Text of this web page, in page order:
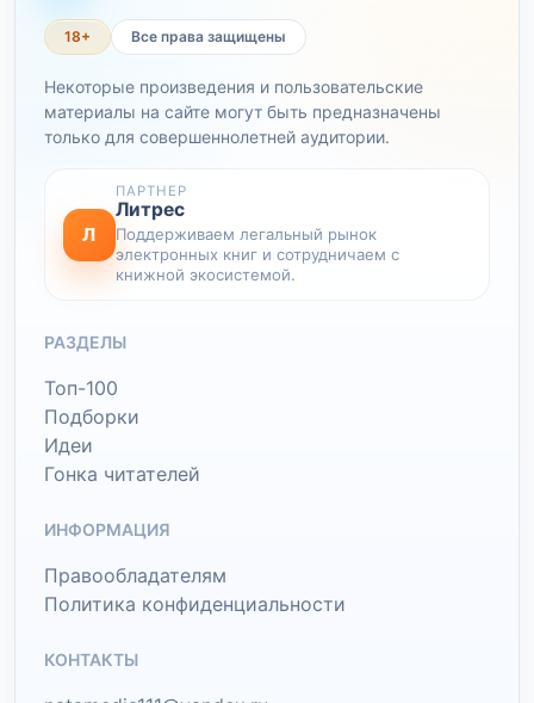
18+ Все права защищены
Некоторые произведения и пользовательские
материалы на сайте могут быть предназначены
только для совершеннолетней аудитории.
Л
ПАРТНЕР
Литрес
Поддерживаем легальный рынок
электронных книг и сотрудничаем с
книжной экосистемой.
РАЗДЕЛЫ
Топ-100
Подборки
Идеи
Гонка читателей
ИНФОРМАЦИЯ
Правообладателям
Политика конфиденциальности
КОНТАКТЫ